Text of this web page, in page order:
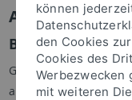
Anmelden
Geben Sie Ihren
anzumelden:
können
den Cookies
Cookies des
Werbezwecken
mit weiteren